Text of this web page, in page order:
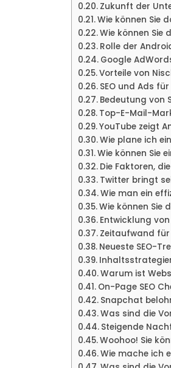
Zukunft der
Wie können Sie
Wie können Sie
Rolle der
Google
Vorteile von
SEO und Ads
Bedeutung von
Top-E-Mail-
YouTube zeigt
Wie plane ich
Wie können Sie
Die Faktoren,
Twitter bringt
Wie man ein
Wie können Sie
Entwicklung
Zeitaufwand
Neueste SEO-
Warum ist
On-Page SEO
Snapchat
Was sind die
Steigende
Woohoo! Sie
Wie mache ich